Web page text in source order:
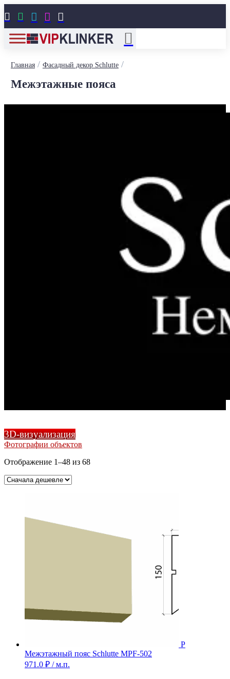
    
Главная/ Фасадный декор Schlutte/
Межэтажные пояса
3D-визуализация
Фотографии объектов
Отображение 1–48 из 68Цены:
Межэтажный пояс Schlutte MPF-502
971.0 ₽ / м.п.